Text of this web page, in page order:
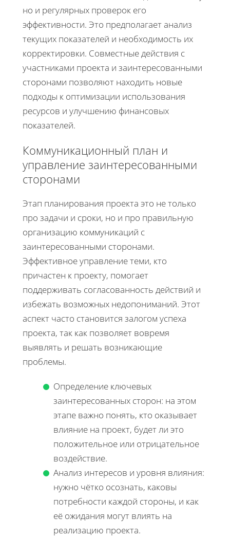
но и регулярных проверок его
эффективности. Это предполагает анализ
текущих показателей и необходимость их
корректировки. Совместные действия с
участниками проекта и заинтересованными
сторонами позволяют находить новые
подходы к оптимизации использования
ресурсов и улучшению финансовых
показателей.
Коммуникационный план и
управление заинтересованными
сторонами
Этап планирования проекта это не только
про задачи и сроки, но и про правильную
организацию коммуникаций с
заинтересованными сторонами.
Эффективное управление теми, кто
причастен к проекту, помогает
поддерживать согласованность действий и
избежать возможных недопониманий. Этот
аспект часто становится залогом успеха
проекта, так как позволяет вовремя
выявлять и решать возникающие
проблемы.
Определение ключевых
заинтересованных сторон: на этом
этапе важно понять, кто оказывает
влияние на проект, будет ли это
положительное или отрицательное
воздействие.
Анализ интересов и уровня влияния:
нужно чётко осознать, каковы
потребности каждой стороны, и как
её ожидания могут влиять на
реализацию проекта.